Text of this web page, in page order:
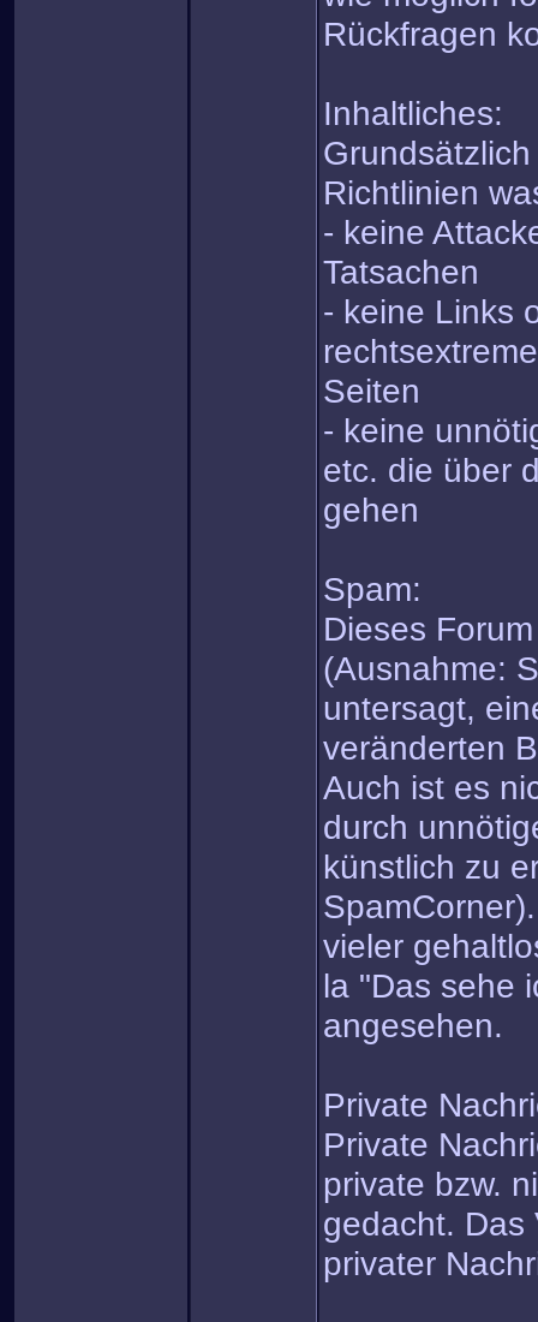
Rückfragen
Inhaltliches:
Richtlinien
- keine
Tatsachen
- keine Links
Seiten
- keine
etc. die über
gehen
Spam:
Dieses
(Ausnahme:
untersagt,
veränderten
Auch ist es
durch
künstlich zu
vieler
la "Das sehe
angesehen.
Private
Private
private bzw.
gedacht. Das
privater